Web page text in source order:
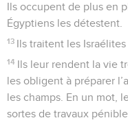
Ils occupent de plus en
Égyptiens les détestent.
13 Ils traitent les
14 Ils leur rendent la vie
les obligent à préparer
les champs. En un mot,
sortes de travaux